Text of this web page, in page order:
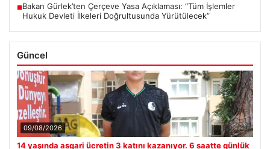
■Bakan Gürlek’ten Çerçeve Yasa Açıklaması: “Tüm İşlemler
Hukuk Devleti İlkeleri Doğrultusunda Yürütülecek”
Güncel
09/08/2026
14 yaşında asgari ücretin 3 katını kazanıyor. 6 saatte günlük